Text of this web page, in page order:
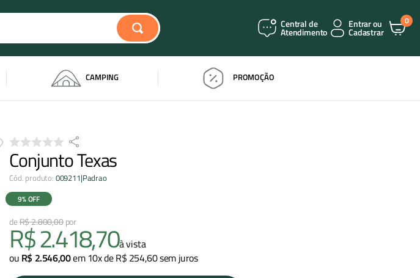
Central de
Atendimento
Entrar ou
Cadastrar
0
CAMPING PROMOÇÃO
Conjunto Texas
Cód. produto: 009211|Padrao
9%OFF
R$2.800,00
R$2.418,70à vista
ou R$ 2.546,00em 10x deR$ 254,60sem juros